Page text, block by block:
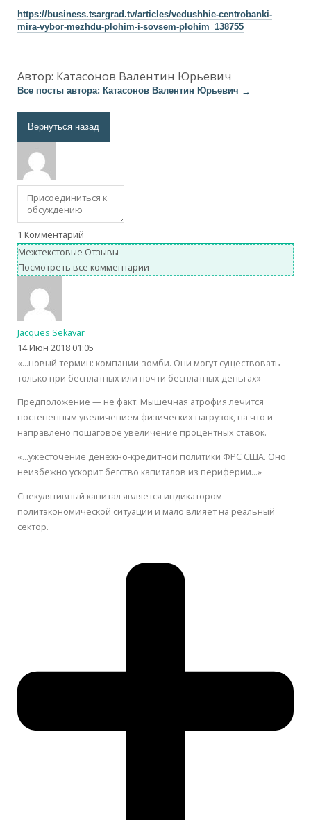
https://business.tsargrad.tv/articles/vedushhie-centrobanki-
mira-vybor-mezhdu-plohim-i-sovsem-plohim_138755
Автор: Катасонов Валентин Юрьевич
Все посты автора: Катасонов Валентин Юрьевич →
Вернуться назад
1 Комментарий
Межтекстовые Отзывы
Посмотреть все комментарии
Jacques Sekavar
14 Июн 2018 01:05
«…новый термин: компании-зомби. Они могут существовать
только при бесплатных или почти бесплатных деньгах»
Предположение — не факт. Мышечная атрофия лечится
постепенным увеличением физических нагрузок, на что и
направлено пошаговое увеличение процентных ставок.
«…ужесточение денежно-кредитной политики ФРС США. Оно
неизбежно ускорит бегство капиталов из периферии…»
Спекулятивный капитал является индикатором
политэкономической ситуации и мало влияет на реальный
сектор.